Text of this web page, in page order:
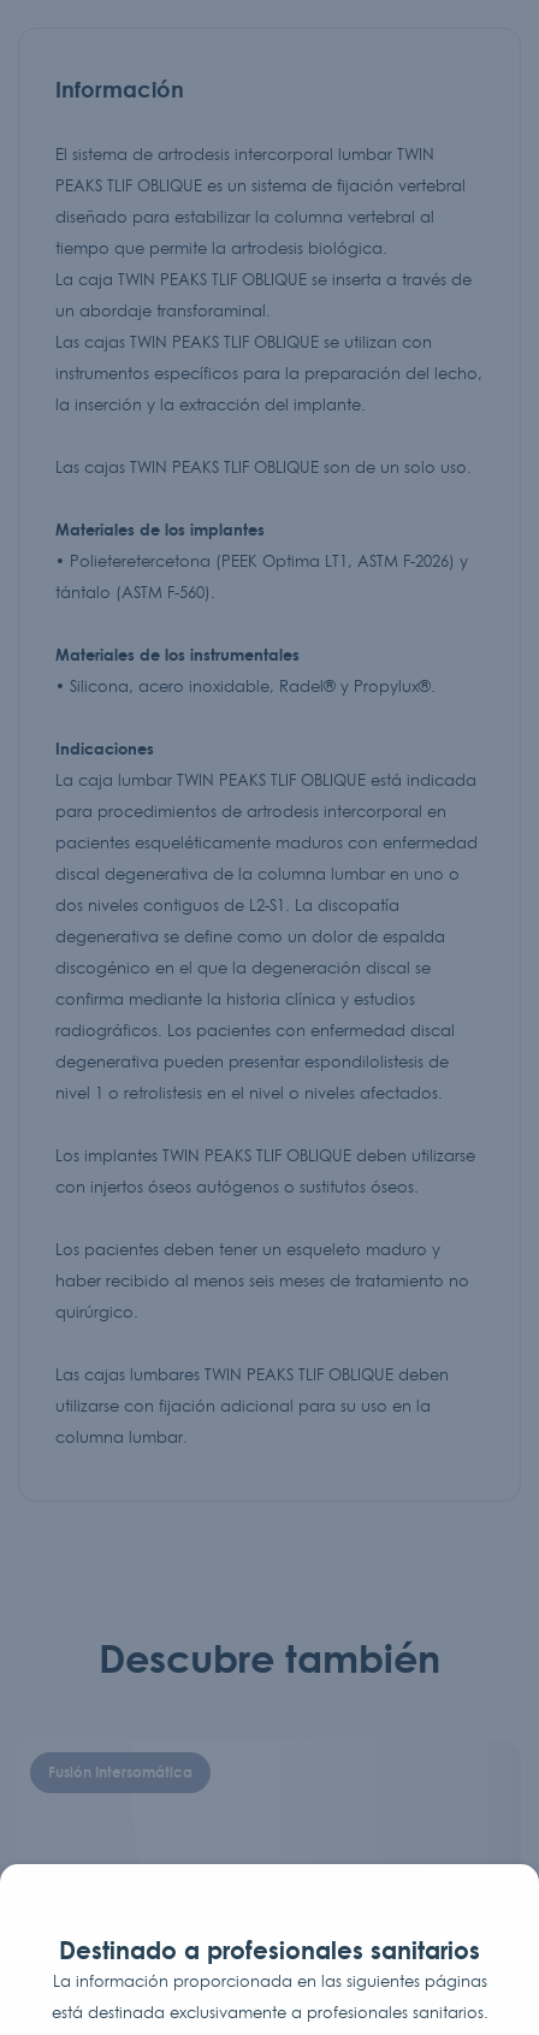
Información
El sistema de artrodesis intercorporal lumbar TWIN
PEAKS TLIF OBLIQUE es un sistema de fijación vertebral
diseñado para estabilizar la columna vertebral al
tiempo que permite la artrodesis biológica.
La caja TWIN PEAKS TLIF OBLIQUE se inserta a través de
un abordaje transforaminal.
Las cajas TWIN PEAKS TLIF OBLIQUE se utilizan con
instrumentos específicos para la preparación del lecho,
la inserción y la extracción del implante.
Las cajas TWIN PEAKS TLIF OBLIQUE son de un solo uso.
Materiales de los implantes
• Polieteretercetona (PEEK Optima LT1, ASTM F-2026) y
tántalo (ASTM F-560).
Materiales de los instrumentales
• Silicona, acero inoxidable, Radel® y Propylux®.
Indicaciones
La caja lumbar TWIN PEAKS TLIF OBLIQUE está indicada
para procedimientos de artrodesis intercorporal en
pacientes esqueléticamente maduros con enfermedad
discal degenerativa de la columna lumbar en uno o
dos niveles contiguos de L2-S1. La discopatía
degenerativa se define como un dolor de espalda
discogénico en el que la degeneración discal se
confirma mediante la historia clínica y estudios
radiográficos. Los pacientes con enfermedad discal
degenerativa pueden presentar espondilolistesis de
nivel 1 o retrolistesis en el nivel o niveles afectados.
Los implantes TWIN PEAKS TLIF OBLIQUE deben utilizarse
con injertos óseos autógenos o sustitutos óseos.
Los pacientes deben tener un esqueleto maduro y
haber recibido al menos seis meses de tratamiento no
quirúrgico.
Las cajas lumbares TWIN PEAKS TLIF OBLIQUE deben
utilizarse con fijación adicional para su uso en la
columna lumbar.
Descubre también
Fusión Intersomática
Destinado a profesionales sanitarios
La información proporcionada en las siguientes páginas
está destinada exclusivamente a profesionales sanitarios.